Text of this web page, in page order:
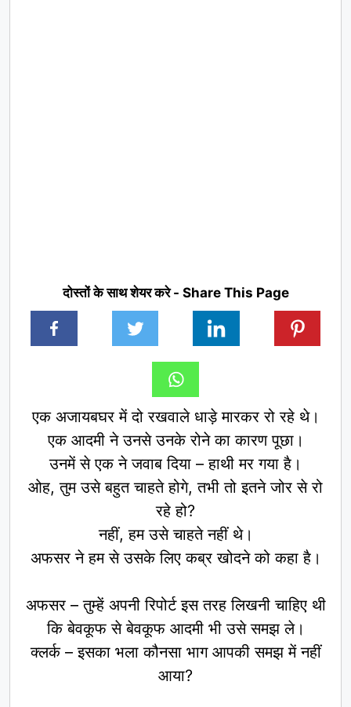
दोस्तों के साथ शेयर करे - Share This Page
एक अजायबघर में दो रखवाले धाड़े मारकर रो रहे थे।
एक आदमी ने उनसे उनके रोने का कारण पूछा।
उनमें से एक ने जवाब दिया – हाथी मर गया है।
ओह, तुम उसे बहुत चाहते होगे, तभी तो इतने जोर से रो
रहे हो?
नहीं, हम उसे चाहते नहीं थे।
अफसर ने हम से उसके लिए कब्र खोदने को कहा है।
अफसर – तुम्हें अपनी रिपोर्ट इस तरह लिखनी चाहिए थी
कि बेवकूफ से बेवकूफ आदमी भी उसे समझ ले।
क्लर्क – इसका भला कौनसा भाग आपकी समझ में नहीं
आया?